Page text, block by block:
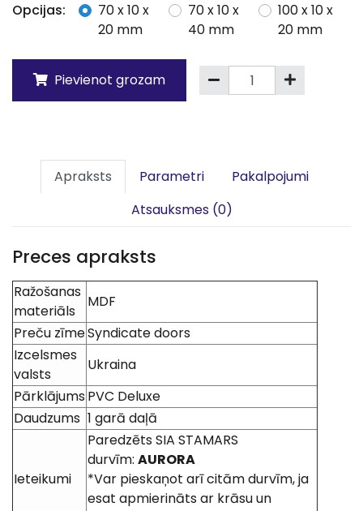
Opcijas:
70 x 10 x
20 mm
70 x 10 x
40 mm
100 x 10 x
20 mm
Pievienot grozam
Apraksts Parametri
Pakalpojumi
Atsauksmes (0)
Preces apraksts
Ražošanas
materiāls
MDF
Preču zīmeSyndicate doors
Izcelsmes
valsts
Ukraina
PārklājumsPVC Deluxe
Daudzums 1 garā daļā
Ieteikumi
Paredzēts SIA STAMARS
durvīm: AURORA
*Var pieskaņot arī citām durvīm, ja
esat apmierināts ar krāsu un